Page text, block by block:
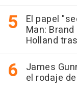
El papel
Man:
Holland
James
el rodaje